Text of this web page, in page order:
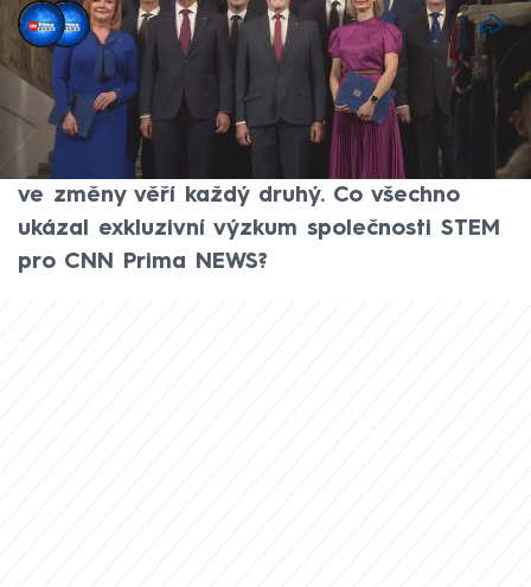
Pavlína Fabiánová,Jan Kloz
16. led 2026, 23:31
Největší důvěru lidí má vláda Andreje
Babiše v tom, že zavede EET. K ostatním
slibům už tolik optimističtí nejsou. Celkově
ve změny věří každý druhý. Co všechno
ukázal exkluzivní výzkum společnosti STEM
pro CNN Prima NEWS?